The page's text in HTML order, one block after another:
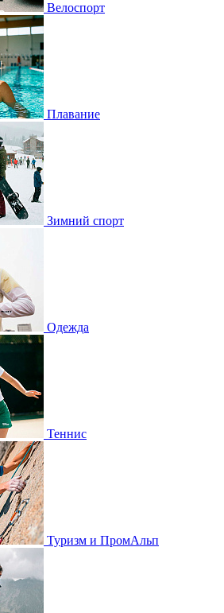
Велоспорт
Плавание
Зимний спорт
Одежда
Теннис
Туризм и ПромАльп